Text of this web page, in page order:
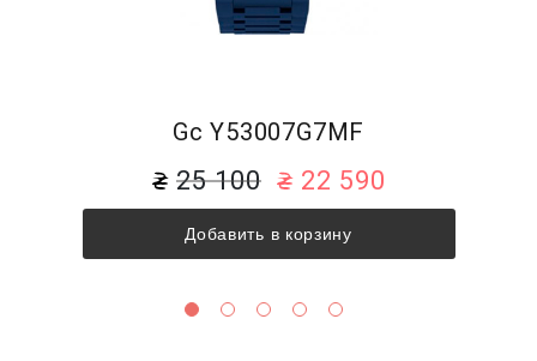
Gc Y53007G7MF
25 100 22 590
Добавить в корзину